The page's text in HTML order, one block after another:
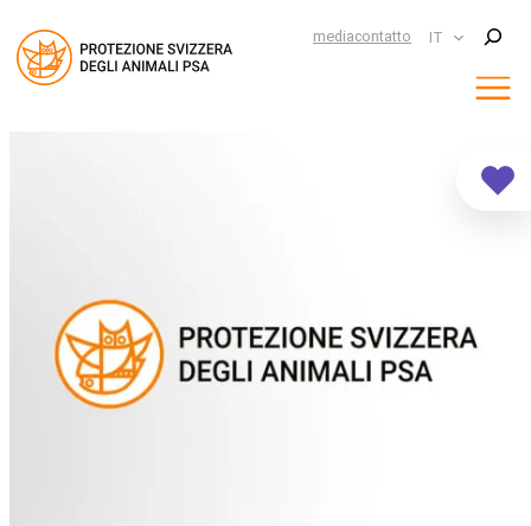
mediacontatto IT
Suchen